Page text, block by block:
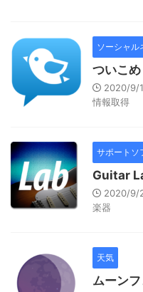
ソーシャル
ついこ
2020/9/
情報取得
サポートソ
Guitar
2020/9/
楽器
天気
ムーン